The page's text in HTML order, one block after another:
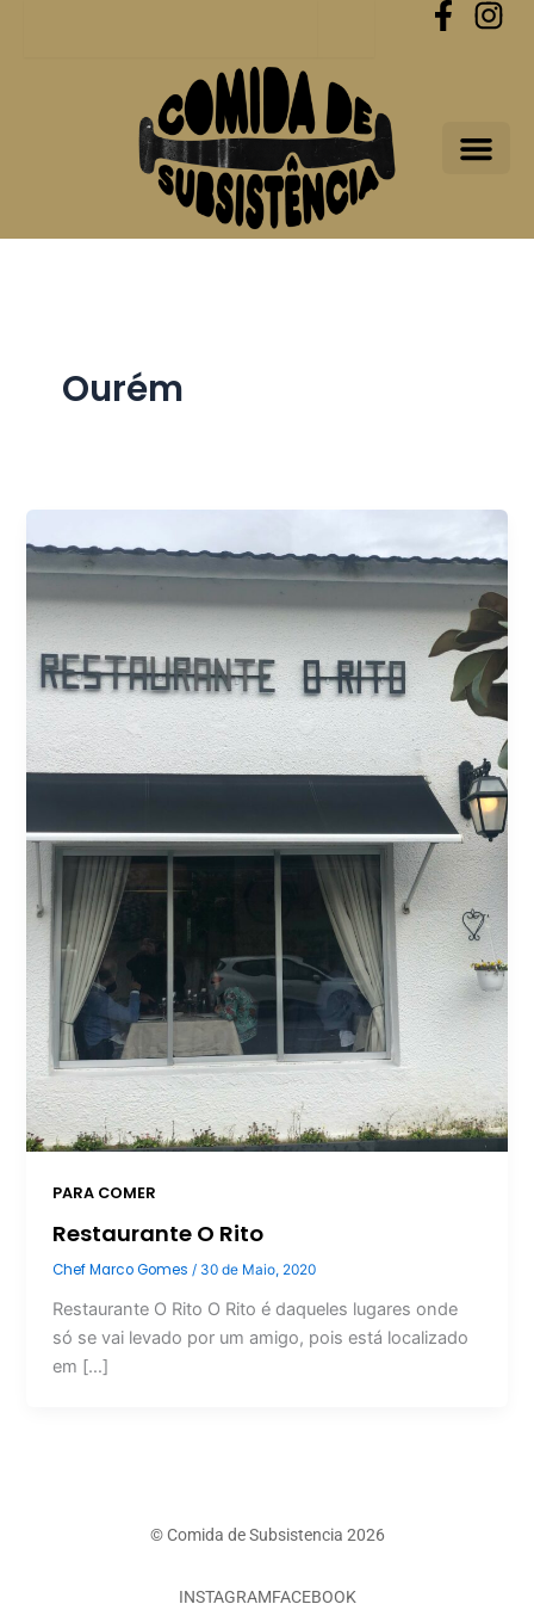
Ourém
PARA COMER
Restaurante O Rito
Chef Marco Gomes/ 30 de Maio, 2020
Restaurante O Rito O Rito é daqueles lugares onde
só se vai levado por um amigo, pois está localizado
em […]
© Comida de Subsistencia 2026
INSTAGRAMFACEBOOK